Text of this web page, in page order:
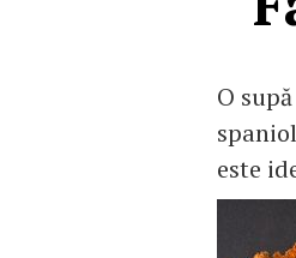
O
este